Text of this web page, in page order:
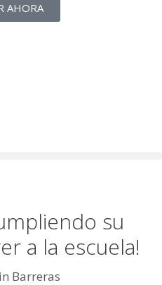
AHORA
su
a la escuela!
Barreras